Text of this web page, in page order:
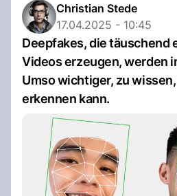
Christian Stede
17.04.2025 - 10:45
Deepfakes, die täuschend
Videos erzeugen, werden
Umso wichtiger, zu
erkennen kann.